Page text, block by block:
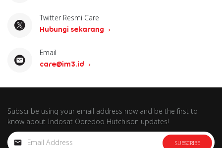
Twitter Resmi Care
Hubungi sekarang
Email
care@im3.id
Subscribe using your email address now and be the first to
know about Indosat Ooredoo Hutchison updates!
SUBSCRIBE